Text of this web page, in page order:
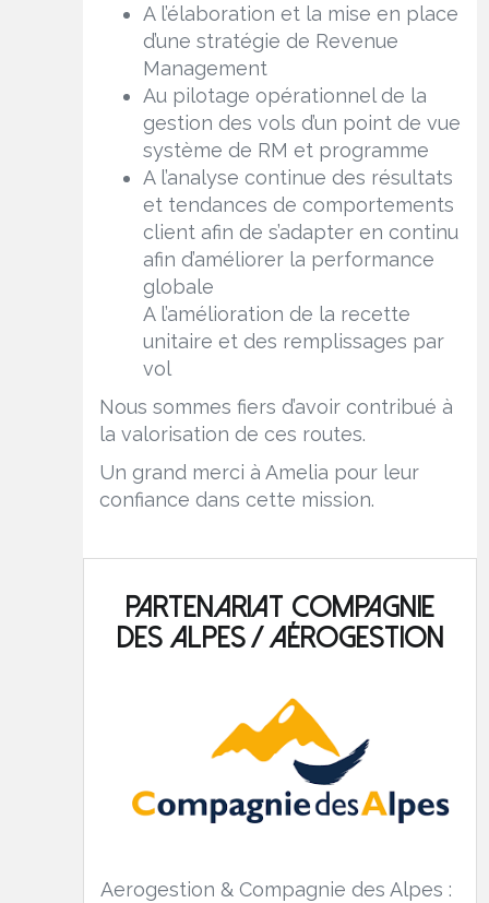
A l’élaboration et la mise en place
d’une stratégie de Revenue
Management
Au pilotage opérationnel de la
gestion des vols d’un point de vue
système de RM et programme
A l’analyse continue des résultats
et tendances de comportements
client afin de s’adapter en continu
afin d’améliorer la performance
globale
A l’amélioration de la recette
unitaire et des remplissages par
vol
Nous sommes fiers d’avoir contribué à
la valorisation de ces routes.
Un grand merci à Amelia pour leur
confiance dans cette mission.
Partenariat Compagnie
des Alpes / Aérogestion
Aerogestion & Compagnie des Alpes :